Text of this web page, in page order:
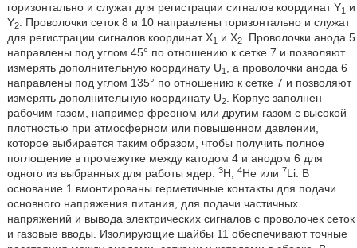
горизонтально и служат для регистрации сигналов координат Y1 и
Y2. Проволочки сеток 8 и 10 направлены горизонтально и служат
для регистрации сигналов координат X1 и Х2. Проволочки анода 5
направлены под углом 45° по отношению к сетке 7 и позволяют
измерять дополнительную координату U1
, а проволочки анода 6
направлены под углом 135° по отношению к сетке 7 и позволяют
измерять дополнительную координату U2. Корпус заполнен
рабочим газом, например фреоном или другим газом с высокой
плотностью при атмосферном или повышенном давлении,
которое выбирается таким образом, чтобы получить полное
поглощение в промежутке между катодом 4 и анодом 6 для
одного из выбранных для работы ядер: 3Н, 4Не или 7Li. В
основание 1 вмонтированы герметичные контакты для подачи
основного напряжения питания, для подачи частичных
напряжений и вывода электрических сигналов с проволочек сеток
и газовые вводы. Изолирующие шайбы 11 обеспечивают точные